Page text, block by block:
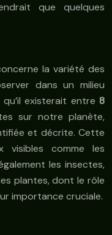
que quelques
la variété des
dans un milieu
existerait entre 8
sur notre planète,
et décrite. Cette
visibles comme les
les insectes,
plantes, dont le rôle
importance cruciale.